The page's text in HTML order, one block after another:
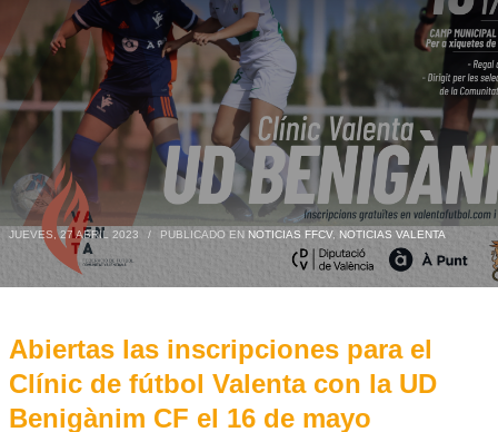
JUEVES, 27 ABRIL 2023 / PUBLICADO EN NOTICIAS FFCV, NOTICIAS VALENTA
Abiertas las inscripciones para el
Clínic de fútbol Valenta con la UD
Benigànim CF el 16 de mayo